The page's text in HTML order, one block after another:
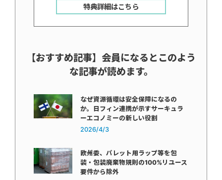
特典詳細はこちら
【おすすめ記事】会員になるとこのよう
な記事が読めます。
なぜ資源循環は安全保障になるの
か。日フィン連携が示すサーキュラ
ーエコノミーの新しい役割
2026/4/3
欧州委、パレット用ラップ等を包
装・包装廃棄物規則の100%リユース
要件から除外